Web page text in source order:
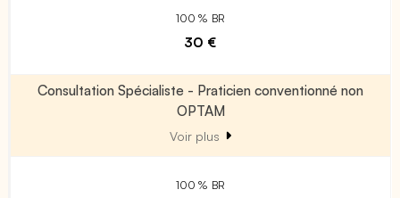
100 % BR
30 €
Consultation Spécialiste - Praticien conventionné non
OPTAM
Voir plus
100 % BR